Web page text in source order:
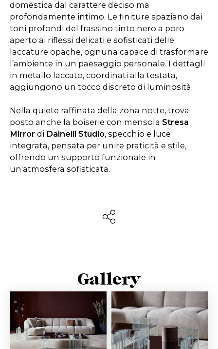
domestica dal carattere deciso ma
profondamente intimo. Le finiture spaziano dai
toni profondi del frassino tinto nero a poro
aperto ai riflessi delicati e sofisticati delle
laccature opache, ognuna capace di trasformare
l’ambiente in un paesaggio personale. I dettagli
in metallo laccato, coordinati alla testata,
aggiungono un tocco discreto di luminosità.
Nella quiete raffinata della zona notte, trova
posto anche la boiserie con mensola Stresa
Mirror di Dainelli Studio, specchio e luce
integrata, pensata per unire praticità e stile,
offrendo un supporto funzionale in
un'atmosfera sofisticata.
Gallery